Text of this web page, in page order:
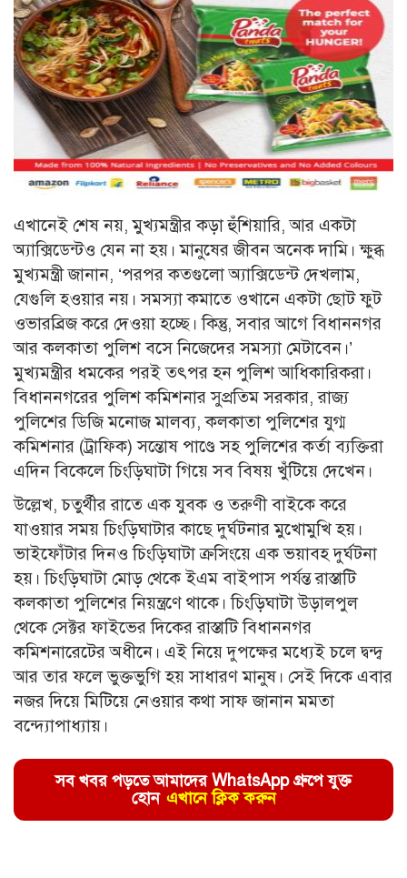
এখানেই শেষ নয়, মুখ্যমন্ত্রীর কড়া হুঁশিয়ারি, আর একটা
অ্যাক্সিডেন্টও যেন না হয়। মানুষের জীবন অনেক দামি। ক্ষুব্ধ
মুখ্যমন্ত্রী জানান, ‘পরপর কতগুলো অ্যাক্সিডেন্ট দেখলাম,
যেগুলি হওয়ার নয়। সমস্যা কমাতে ওখানে একটা ছোট ফুট
ওভারব্রিজ করে দেওয়া হচ্ছে। কিন্তু, সবার আগে বিধাননগর
আর কলকাতা পুলিশ বসে নিজেদের সমস্যা মেটাবেন।’
মুখ্যমন্ত্রীর ধমকের পরই তৎপর হন পুলিশ আধিকারিকরা।
বিধাননগরের পুলিশ কমিশনার সুপ্রতিম সরকার, রাজ্য
পুলিশের ডিজি মনোজ মালব্য, কলকাতা পুলিশের যুগ্ম
কমিশনার (ট্রাফিক) সন্তোষ পাণ্ডে সহ পুলিশের কর্তা ব্যক্তিরা
এদিন বিকেলে চিংড়িঘাটা গিয়ে সব বিষয় খুঁটিয়ে দেখেন।
উল্লেখ, চতুর্থীর রাতে এক যুবক ও তরুণী বাইকে করে
যাওয়ার সময় চিংড়িঘাটার কাছে দুর্ঘটনার মুখোমুখি হয়।
ভাইফোঁটার দিনও চিংড়িঘাটা ক্রসিংয়ে এক ভয়াবহ দুর্ঘটনা
হয়। চিংড়িঘাটা মোড় থেকে ইএম বাইপাস পর্যন্ত রাস্তাটি
কলকাতা পুলিশের নিয়ন্ত্রণে থাকে। চিংড়িঘাটা উড়ালপুল
থেকে সেক্টর ফাইভের দিকের রাস্তাটি বিধাননগর
কমিশনারেটের অধীনে। এই নিয়ে দুপক্ষের মধ্যেই চলে দ্বন্দ্ব
আর তার ফলে ভুক্তভুগি হয় সাধারণ মানুষ। সেই দিকে এবার
নজর দিয়ে মিটিয়ে নেওয়ার কথা সাফ জানান মমতা
বন্দ্যোপাধ্যায়।
সব খবর পড়তে আমাদের WhatsApp গ্রুপে যুক্ত
হোন এখানে ক্লিক করুন